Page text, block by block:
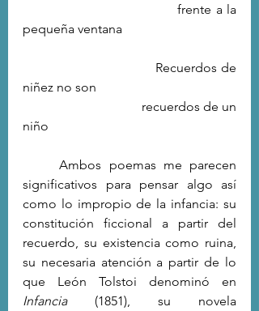
frente a la
pequeña ventana
Recuerdos de
niñez no son
recuerdos de un
niño
	Ambos poemas me parecen
significativos para pensar algo así
como lo impropio de la infancia: su
constitución ficcional a partir del
recuerdo, su existencia como ruina,
su necesaria atención a partir de lo
Infancia (1851), su novela